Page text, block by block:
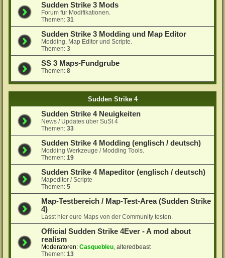
Sudden Strike 3 Mods
Forum für Modifikationen.
Themen:31
Sudden Strike 3 Modding und Map Editor
Modding, Map Editor und Scripte.
Themen:3
SS 3 Maps-Fundgrube
Themen:8
Sudden Strike 4
Sudden Strike 4 Neuigkeiten
News / Updates über SuSt 4
Themen:33
Sudden Strike 4 Modding (englisch / deutsch)
Modding Werkzeuge / Modding Tools.
Themen:19
Sudden Strike 4 Mapeditor (englisch / deutsch)
Mapeditor / Scripte
Themen:5
Map-Testbereich / Map-Test-Area (Sudden Strike
4)
Lasst hier eure Maps von der Community testen.
Official Sudden Strike 4Ever - A mod about
realism
Moderatoren: Casquebleu,alteredbeast
Themen:13